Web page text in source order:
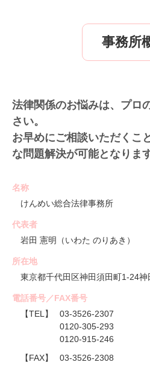
事務所
法律関係のお悩みは、プロ
さい。
お早めにご相談いただくこ
な問題解決が可能となります
名称
けんめい総合法律事務所
代表者
岩田 憲明（いわた のりあき）
所在地
東京都千代田区神田須田町1-24神
電話番号／FAX番号
【TEL】
03-3526-2307
0120-305-293
0120-915-246
【FAX】
03-3526-2308